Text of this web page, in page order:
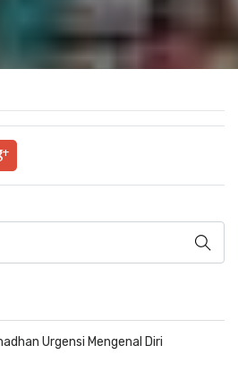
Urgensi Mengenal Diri